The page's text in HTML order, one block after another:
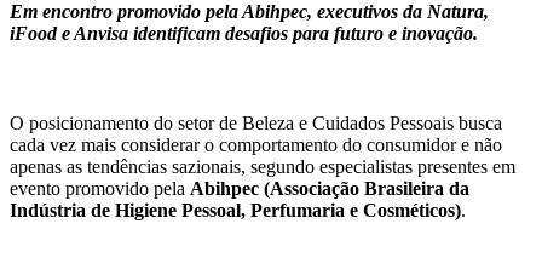
Em encontro promovido pela Abihpec, executivos da Natura,
iFood e Anvisa identificam desafios para futuro e inovação.
O posicionamento do setor de Beleza e Cuidados Pessoais busca
cada vez mais considerar o comportamento do consumidor e não
apenas as tendências sazionais, segundo especialistas presentes em
evento promovido pela Abihpec (Associação Brasileira da
Indústria de Higiene Pessoal, Perfumaria e Cosméticos).